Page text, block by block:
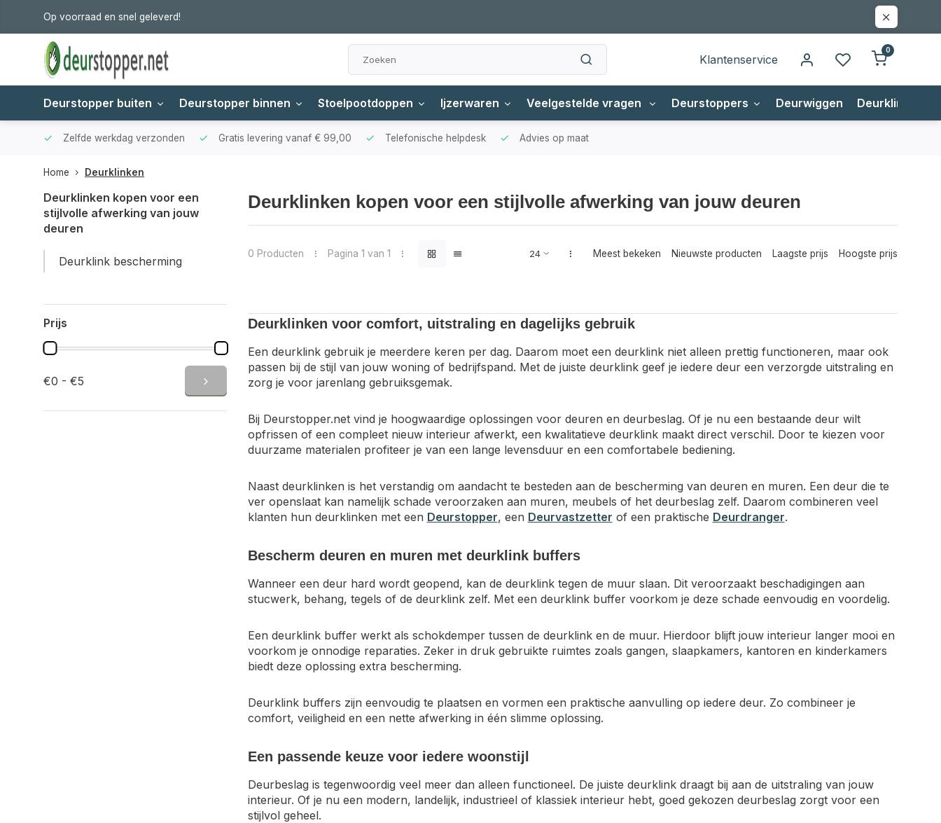
Op voorraad en snel geleverd!
Klantenservice
0
Deurstopper buiten Deurstopper binnen Stoelpootdoppen Ijzerwaren Veelgestelde vragen Deurstoppers Deurwiggen Deurklinken
Zelfde werkdag verzonden Gratis levering vanaf € 99,00 Telefonische helpdesk Advies op maat
Home Deurklinken
Deurklinken kopen voor een
stijlvolle afwerking van jouw
deuren
Deurklink bescherming
Prijs
€0 - €5
Deurklinken kopen voor een stijlvolle afwerking van jouw deuren
0 Producten Pagina 1 van 1 Meest bekeken Nieuwste producten Laagste prijs Hoogste prijs
Deurklinken voor comfort, uitstraling en dagelijks gebruik
Een deurklink gebruik je meerdere keren per dag. Daarom moet een deurklink niet alleen prettig functioneren, maar ook
passen bij de stijl van jouw woning of bedrijfspand. Met de juiste deurklink geef je iedere deur een verzorgde uitstraling en
zorg je voor jarenlang gebruiksgemak.
Bij Deurstopper.net vind je hoogwaardige oplossingen voor deuren en deurbeslag. Of je nu een bestaande deur wilt
opfrissen of een compleet nieuw interieur afwerkt, een kwalitatieve deurklink maakt direct verschil. Door te kiezen voor
duurzame materialen profiteer je van een lange levensduur en een comfortabele bediening.
Naast deurklinken is het verstandig om aandacht te besteden aan de bescherming van deuren en muren. Een deur die te
ver openslaat kan namelijk schade veroorzaken aan muren, meubels of het deurbeslag zelf. Daarom combineren veel
klanten hun deurklinken met een Deurstopper, een Deurvastzetter of een praktische Deurdranger.
Bescherm deuren en muren met deurklink buffers
Wanneer een deur hard wordt geopend, kan de deurklink tegen de muur slaan. Dit veroorzaakt beschadigingen aan
stucwerk, behang, tegels of de deurklink zelf. Met een deurklink buffer voorkom je deze schade eenvoudig en voordelig.
Een deurklink buffer werkt als schokdemper tussen de deurklink en de muur. Hierdoor blijft jouw interieur langer mooi en
voorkom je onnodige reparaties. Zeker in druk gebruikte ruimtes zoals gangen, slaapkamers, kantoren en kinderkamers
biedt deze oplossing extra bescherming.
Deurklink buffers zijn eenvoudig te plaatsen en vormen een praktische aanvulling op iedere deur. Zo combineer je
comfort, veiligheid en een nette afwerking in één slimme oplossing.
Een passende keuze voor iedere woonstijl
Deurbeslag is tegenwoordig veel meer dan alleen functioneel. De juiste deurklink draagt bij aan de uitstraling van jouw
interieur. Of je nu een modern, landelijk, industrieel of klassiek interieur hebt, goed gekozen deurbeslag zorgt voor een
stijlvol geheel.